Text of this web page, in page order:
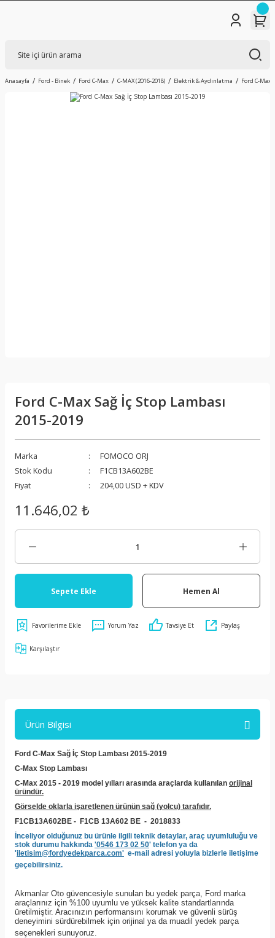
Anasayfa Ford - Binek Ford C-Max C-MAX (2016-2018) Elektrik & Aydınlatma Ford C-Max
Ford C-Max Sağ İç Stop Lambası
2015-2019
Marka
FOMOCO ORJ
Stok Kodu
F1CB13A602BE
Fiyat
204,00 USD + KDV
11.646,02 ₺
Sepete Ekle Hemen Al
Yorum Yaz Tavsiye Et Paylaş
Karşılaştır
Ürün Bilgisi
Ford C-Max Sağ İç Stop Lambası 2015-2019
C-Max Stop Lambası
C-Max 2015 - 2019 model yılları arasında araçlarda kullanılan orijinal
üründür.
Görselde oklarla işaretlenen ürünün sağ (yolcu) tarafıdır.
F1CB13A602BE - F1CB 13A602 BE - 2018833
İnceliyor olduğunuz bu ürünle ilgili teknik detaylar, araç uyumluluğu ve
stok durumu hakkında '0546 173 02 50' telefon ya da
'iletisim@fordyedekparca.com' e-mail adresi yoluyla bizlerle iletişime
geçebilirsiniz.
Akmanlar Oto güvencesiyle sunulan bu yedek parça, Ford marka
araçlarınız için %100 uyumlu ve yüksek kalite standartlarında
üretilmiştir. Aracınızın performansını korumak ve güvenli sürüş
deneyimini sürdürebilmek için orijinal ya da muadil yedek parça
seçenekleri sunuyoruz.